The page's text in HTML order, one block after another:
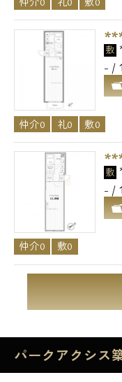
敷
- /
仲介0 礼0 敷0
敷
- /
仲介0 敷0
パークアクシス